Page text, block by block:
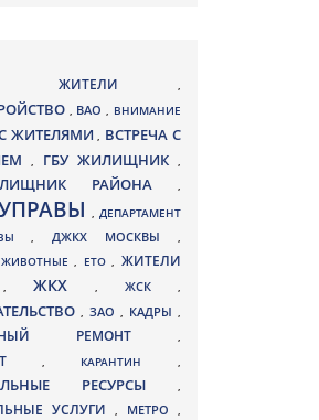
ЖИТЕЛИ ,
, ВАО , ВНИМАНИЕ
С ЖИТЕЛЯМИ, ВСТРЕЧА С
, ГБУ ЖИЛИЩНИК ,
РАЙОНА ,
, ДЕПАРТАМЕНТ
,ДЖКХ МОСКВЫ ,
, ЕТО , ЖИТЕЛИ
, ЖКХ , ЖСК ,
, ЗАО , КАДРЫ ,
РЕМОНТ ,
, КАРАНТИН ,
РЕСУРСЫ ,
УСЛУГИ , МЕТРО ,